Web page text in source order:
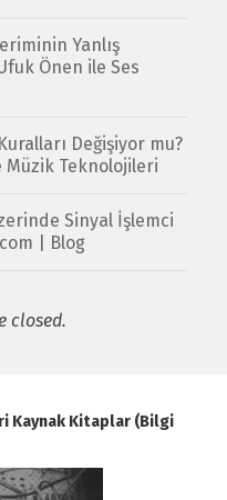
Yanlış
Önen ile Ses
Değişiyor mu?
Müzik Teknolojileri
Sinyal İşlemci
| Blog
closed.
Kaynak Kitaplar (Bilgi